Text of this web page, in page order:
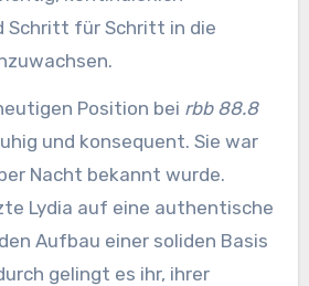
Schritt für Schritt in die
Position bei rbb 88.8
und konsequent. Sie war
Nacht bekannt wurde.
Lydia auf eine authentische
Aufbau einer soliden Basis
gelingt es ihr, ihrer